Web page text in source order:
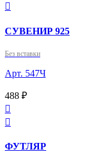

СУВЕНИР 925
Без вставки
Арт. 547Ч
488 ₽


ФУТЛЯР